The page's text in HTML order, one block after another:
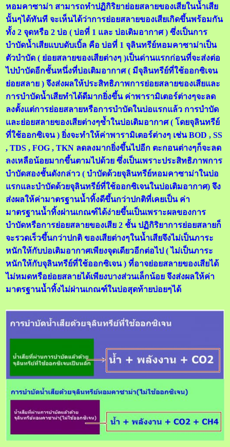
หอมคาซาม่า สามารถทำปฏิกิริยาย่อยสลายของเสียในน้ำเสีย
นั้นๆได้ทันที จะเห็นได้ว่าการย่อยสลายของเสียเกิดขึ้นพร้อมกัน
ทั้ง 2 จุดหรือ 2 บ่อ ( บ่อที่ 1 และ บ่อเติมอากาศ ) ซึ่งเป็นการ
บำบัดน้ำเสียแบบดับเบิ้ล คือ บ่อที่ 1 จุลินทรีย์หอมคาซาม่าเป็น
ตัวบำบัด ( ย่อยสลายของเสียต่างๆ )เป็นด่านแรกก่อนที่จะส่งต่อ
ไปบำบัดอีกชั้นหนึ่งที่บ่อเติมอากาศ ( มีจุลินทรีย์ที่ใช้ออกซิเจน
ย่อยสลาย ) จึงส่งผลให้ประสิทธิภาพการย่อยสลายของเสียและ
การบำบัดน้ำเสียทำได้ดีมากยิ่งขึ้น ค่าพารามิเตอร์ต่างๆจะลด
ลงตั้งแต่การย่อยสลายหรือการบำบัดในบ่อแรกแล้ว การบำบัด
และย่อยสลายของเสียต่างๆซ้ำในบ่อเติมอากาศ ( โดยจุลินทรีย์
ที่ใช้ออกซิเจน ) ยิ่งจะทำให้ค่าพารามิเตอร์ต่างๆ เช่น BOD , SS
, TDS , FOG , TKN ลดลงมากยิ่งขึ้นไปอีก ตะกอนต่างๆก็จะลด
ลงเหลือน้อยมากขึ้นตามไปด้วย ซึ่งเป็นเพราะประสิทธิภาพการ
บำบัดสองชั้นดังกล่าว ( บำบัดด้วยจุลินทรีย์หอมคาซาม่าในบ่อ
แรกและบำบัดด้วยจุลินทรีย์ที่ใช้ออกซิเจนในบ่อเติมอากาศ) จึง
ส่งผลให้ค่ามาตรฐานน้ำทิ้งดีขึ้นกว่าปกติที่เคยเป็น ค่า
มาตรฐานน้ำทิ้งผ่านเกณฑ์ได้ง่ายขึ้นเป็นเพราะผลของการ
บำบัดหรือการย่อยสลายของเสีย 2 ชั้น ปฏิกิริยาการย่อยสลายก็
จะรวดเร็วขึ้นกว่าปกติ ของเสียต่างๆในน้ำเสียจึงไม่เป็นภาระ
หนักให้กับบ่อเติมอากาศเพียงจุดเดียวอีกต่อไป ( ไม่เป็นภาระ
หนักให้กับจุลินทรีย์ที่ใช้ออกซิเจน ) ที่อาจย่อยสลายของเสียได้
ไม่หมดหรือย่อยสลายได้เพียงบางส่วนเล็กน้อย จึงส่งผลให้ค่า
มาตรฐานน้ำทิ้งไม่ผ่านเกณฑ์ในบ่อสุดท้ายบ่อยๆได้